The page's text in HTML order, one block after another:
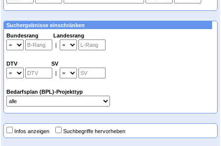
Suchergebnisse einschränken
Bundesrang Landesrang
|
DTV SV
|
Bedarfsplan (BPL)-Projekttyp
Infos anzeigen Suchbegriffe hervorheben